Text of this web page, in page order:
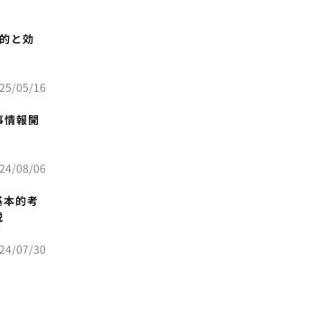
と効
05/16
情報開
08/06
本的考
07/30